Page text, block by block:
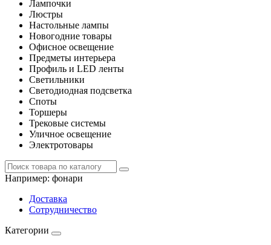
Лампочки
Люстры
Настольные лампы
Новогодние товары
Офисное освещение
Предметы интерьера
Профиль и LED ленты
Светильники
Светодиодная подсветка
Споты
Торшеры
Трековые системы
Уличное освещение
Электротовары
Например: фонари
Доставка
Сотрудничество
Категории